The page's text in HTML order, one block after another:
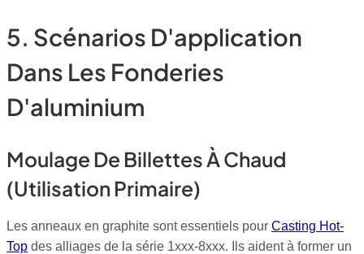
5. Scénarios D'application
Dans Les Fonderies
D'aluminium
Moulage De Billettes À Chaud
(utilisation Primaire)
Les anneaux en graphite sont essentiels pour Casting Hot-
Top des alliages de la série 1xxx-8xxx. Ils aident à former un